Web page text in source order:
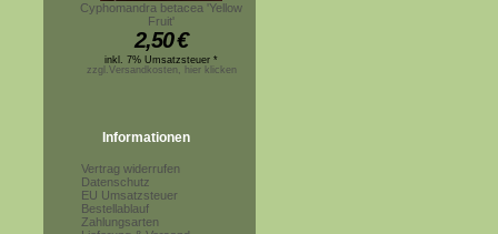
Cyphomandra betacea 'Yellow
Fruit'
2,50€
inkl. 7% Umsatzsteuer *
zzgl.Versandkosten, hier klicken
Informationen
Vertrag widerrufen
Datenschutz
EU Umsatzsteuer
Bestellablauf
Zahlungsarten